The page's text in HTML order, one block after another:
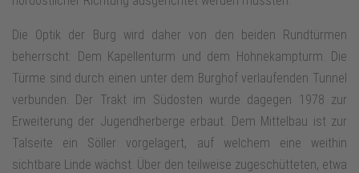
Die Optik der Burg wird daher von den beiden Rundtürmen
beherrscht: Dem Kapellenturm und dem Hohnekampturm. Die
Türme sind durch einen unter dem Burghof verlaufenden Tunnel
verbunden. Der Trakt im Südosten wurde dagegen 1978 zur
Erweiterung der Jugendherberge erbaut. Dem Mittelbau ist zur
Talseite ein Söller vorgelagert, auf welchem eine weithin
sichtbare Linde wächst. Über den teilweise zugeschütteten, etwa